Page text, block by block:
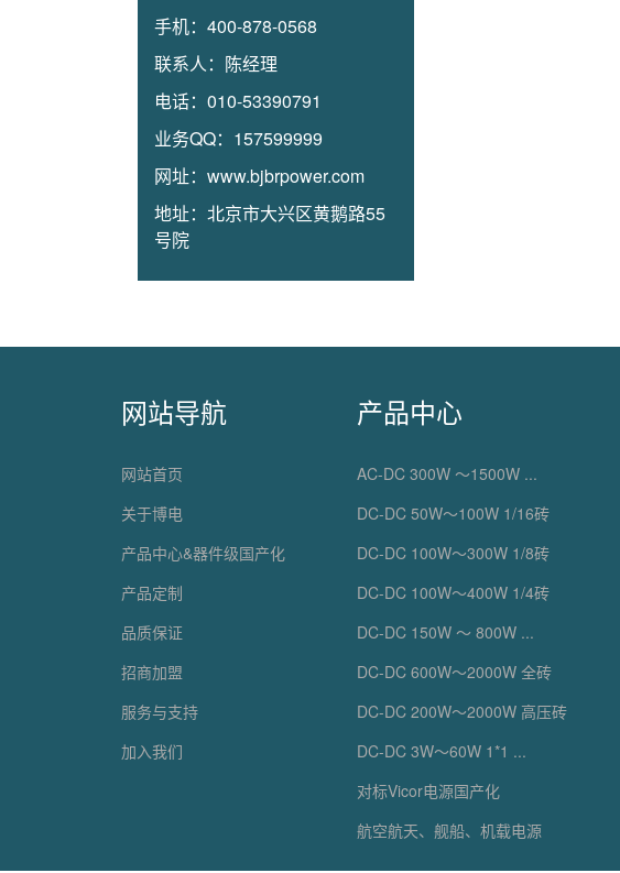
手机： 400-878-0568
联系人： 陈经理
电话： 010-53390791
业务QQ： 157599999
网址： www.bjbrpower.com
地址： 北京市大兴区黄鹅路55
号院
网站导航
网站首页
关于博电
产品中心&器件级国产化
产品定制
品质保证
招商加盟
服务与支持
加入我们
产品中心
AC-DC 300W ～1500W ...
DC-DC 50W～100W 1/16砖
DC-DC 100W～300W 1/8砖
DC-DC 100W～400W 1/4砖
DC-DC 150W ～ 800W ...
DC-DC 600W～2000W 全砖
DC-DC 200W～2000W 高压砖
DC-DC 3W～60W 1*1 ...
对标Vicor电源国产化
航空航天、舰船、机载电源